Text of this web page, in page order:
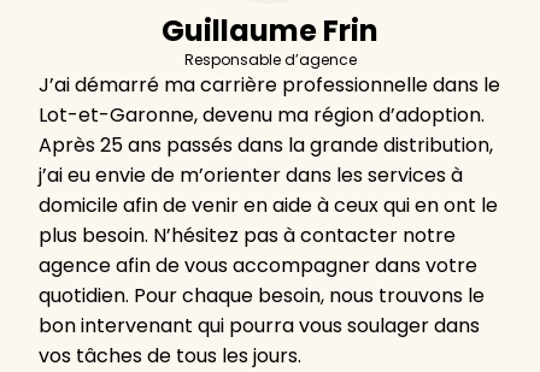
Guillaume Frin
Responsable d’agence
J’ai démarré ma carrière professionnelle dans le
Lot-et-Garonne, devenu ma région d’adoption.
Après 25 ans passés dans la grande distribution,
j’ai eu envie de m’orienter dans les services à
domicile afin de venir en aide à ceux qui en ont le
plus besoin. N’hésitez pas à contacter notre
agence afin de vous accompagner dans votre
quotidien. Pour chaque besoin, nous trouvons le
bon intervenant qui pourra vous soulager dans
vos tâches de tous les jours.